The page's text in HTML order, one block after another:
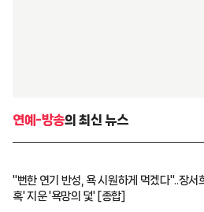
연예-방송의 최신 뉴스
"뻔한 연기 반성, 욕 시원하게 먹겠다"..장서
혹' 지운 '욕망의 덫' [종합]